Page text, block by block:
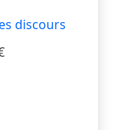
discours